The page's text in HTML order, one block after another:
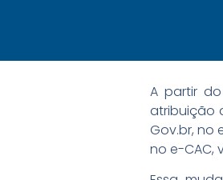
A partir
atribuição
Gov.br, no
no e-CAC,